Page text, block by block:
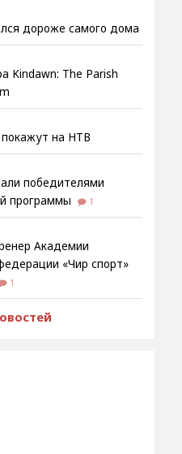
дороже самого дома
Kindawn: The Parish
покажут на НТВ
победителями
программы
1
Академии
«Чир спорт»
1